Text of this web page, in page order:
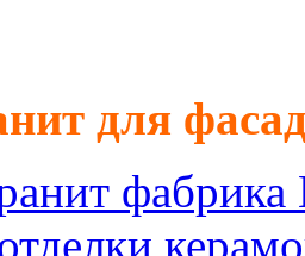
для
фабрика